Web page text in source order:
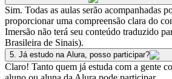
Sim. Todas as aulas serão acompanhadas
proporcionar uma compreensão clara do
Imersão não terá seu conteúdo traduzido
Brasileira de Sinais).
5 Já estudo na Alura, posso participar?
Claro! Tanto quem já estuda com a gente